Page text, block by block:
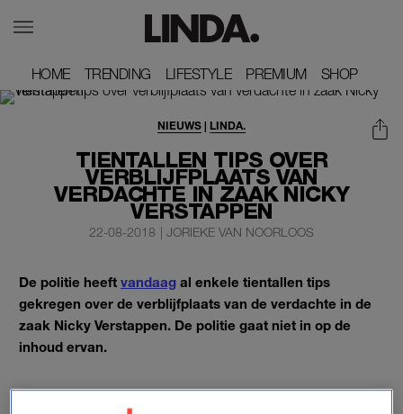
HOME
HOME TRENDING
TRENDING LIFESTYLE
LIFESTYLE PREMIUM
PREMIUM SHOP
SHOP
TIENTALLEN TIPS OVER
VERBLIJFPLAATS VAN
VERDACHTE IN ZAAK NICKY
VERSTAPPEN
NIEUWS | LINDA.
22-08-2018 | JORIEKE VAN NOORLOOS
De politie heeft vandaag al enkele tientallen tips
gekregen over de verblijfplaats van de verdachte in de
zaak Nicky Verstappen. De politie gaat niet in op de
inhoud ervan.
Sinds april ontbreekt elk spoor van de verdachte.